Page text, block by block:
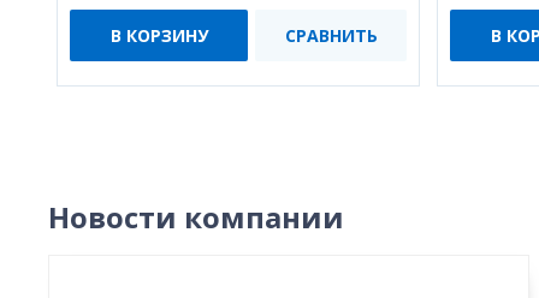
В КОРЗИНУ СРАВНИТЬ В
Новости компании